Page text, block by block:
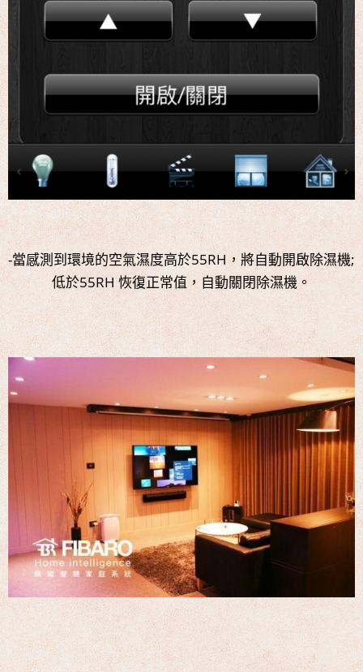
-當感測到環境的空氣濕度高於55RH，將自動開啟除濕機;
低於55RH 恢復正常值，自動關閉除濕機。